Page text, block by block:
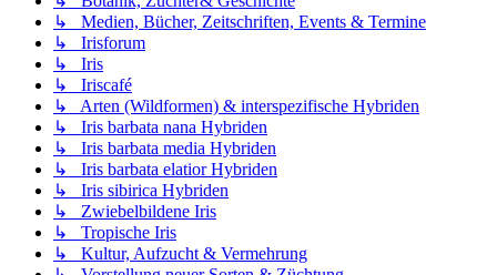
↳ Medien, Bücher, Zeitschriften, Events & Termine
↳ Irisforum
↳ Iris
↳ Iriscafé
↳ Arten (Wildformen) & interspezifische Hybriden
↳ Iris barbata nana Hybriden
↳ Iris barbata media Hybriden
↳ Iris barbata elatior Hybriden
↳ Iris sibirica Hybriden
↳ Zwiebelbildene Iris
↳ Tropische Iris
↳ Kultur, Aufzucht & Vermehrung